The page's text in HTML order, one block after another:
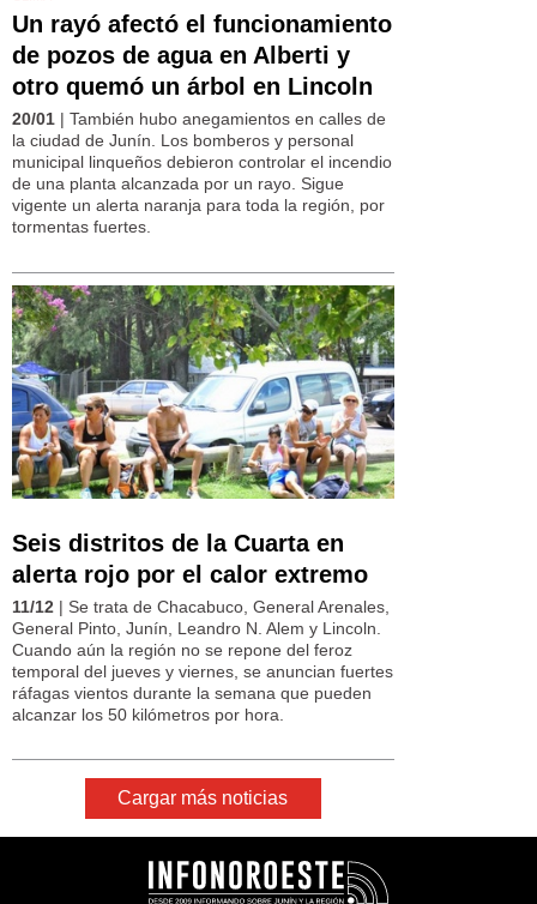
Un rayó afectó el funcionamiento
de pozos de agua en Alberti y
otro quemó un árbol en Lincoln
20/01 | También hubo anegamientos en calles de
la ciudad de Junín. Los bomberos y personal
municipal linqueños debieron controlar el incendio
de una planta alcanzada por un rayo. Sigue
vigente un alerta naranja para toda la región, por
tormentas fuertes.
Seis distritos de la Cuarta en
alerta rojo por el calor extremo
11/12 | Se trata de Chacabuco, General Arenales,
General Pinto, Junín, Leandro N. Alem y Lincoln.
Cuando aún la región no se repone del feroz
temporal del jueves y viernes, se anuncian fuertes
ráfagas vientos durante la semana que pueden
alcanzar los 50 kilómetros por hora.
Cargar más noticias